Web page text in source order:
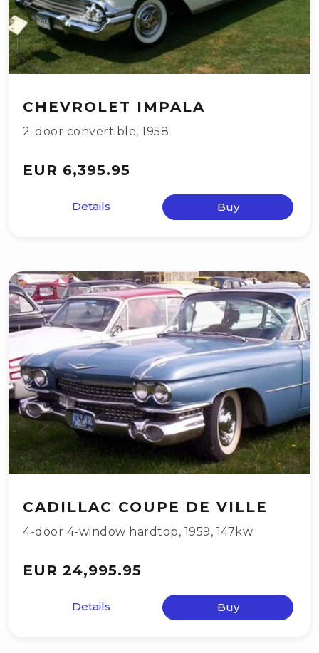
CHEVROLET IMPALA
2-door convertible, 1958
EUR 6,395.95
Details Buy
CADILLAC COUPE DE VILLE
4-door 4-window hardtop, 1959, 147kw
EUR 24,995.95
Details Buy